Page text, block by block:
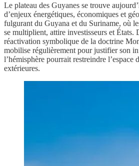
Le plateau des Guyanes se trouve
d’enjeux énergétiques, économiques et
fulgurant du Guyana et du Suriname, où
se multiplient, attire investisseurs et États.
réactivation symbolique de la doctrine
mobilise régulièrement pour justifier son
l’hémisphère pourrait restreindre l’espace
extérieures.